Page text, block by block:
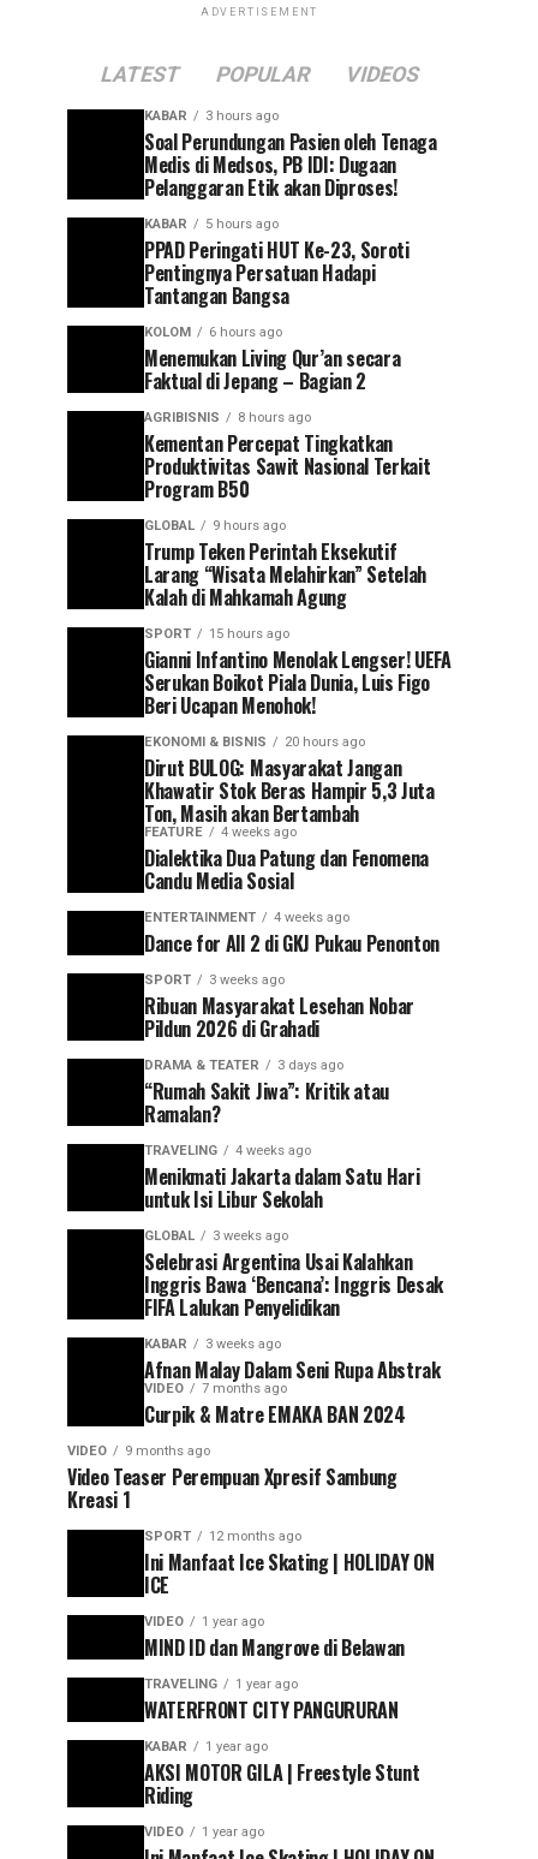
ADVERTISEMENT
LATEST POPULAR VIDEOS
KABAR 3 hours ago
Soal Perundungan Pasien oleh Tenaga
Medis di Medsos, PB IDI: Dugaan
Pelanggaran Etik akan Diproses!
KABAR 5 hours ago
PPAD Peringati HUT Ke-23, Soroti
Pentingnya Persatuan Hadapi
Tantangan Bangsa
KOLOM 6 hours ago
Menemukan Living Qur’an secara
Faktual di Jepang – Bagian 2
AGRIBISNIS 8 hours ago
Kementan Percepat Tingkatkan
Produktivitas Sawit Nasional Terkait
Program B50
GLOBAL 9 hours ago
Trump Teken Perintah Eksekutif
Larang “Wisata Melahirkan” Setelah
Kalah di Mahkamah Agung
SPORT 15 hours ago
Gianni Infantino Menolak Lengser! UEFA
Serukan Boikot Piala Dunia, Luis Figo
Beri Ucapan Menohok!
EKONOMI & BISNIS 20 hours ago
Dirut BULOG: Masyarakat Jangan
Khawatir Stok Beras Hampir 5,3 Juta
Ton, Masih akan Bertambah
FEATURE 4 weeks ago
Dialektika Dua Patung dan Fenomena
Candu Media Sosial
ENTERTAINMENT 4 weeks ago
Dance for All 2 di GKJ Pukau Penonton
SPORT 3 weeks ago
Ribuan Masyarakat Lesehan Nobar
Pildun 2026 di Grahadi
DRAMA & TEATER 3 days ago
“Rumah Sakit Jiwa”: Kritik atau
Ramalan?
TRAVELING 4 weeks ago
Menikmati Jakarta dalam Satu Hari
untuk Isi Libur Sekolah
GLOBAL 3 weeks ago
Selebrasi Argentina Usai Kalahkan
Inggris Bawa ‘Bencana’: Inggris Desak
FIFA Lalukan Penyelidikan
KABAR 3 weeks ago
Afnan Malay Dalam Seni Rupa Abstrak
VIDEO 7 months ago
Curpik & Matre EMAKA BAN 2024
VIDEO 9 months ago
Video Teaser Perempuan Xpresif Sambung
Kreasi 1
SPORT 12 months ago
Ini Manfaat Ice Skating | HOLIDAY ON
ICE
VIDEO 1 year ago
MIND ID dan Mangrove di Belawan
TRAVELING 1 year ago
WATERFRONT CITY PANGURURAN
KABAR 1 year ago
AKSI MOTOR GILA | Freestyle Stunt
Riding
VIDEO 1 year ago